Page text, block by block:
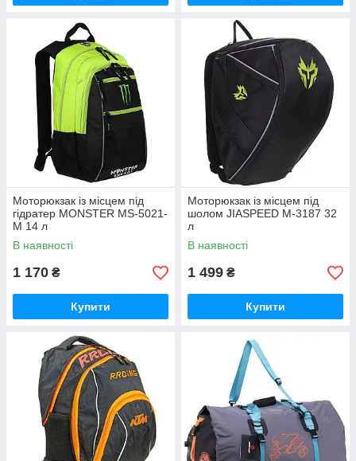
Моторюкзак із місцем під
гідратер MONSTER MS-5021-
M 14 л
В наявності
1 170 ₴
Купити
Моторюкзак із місцем під
шолом JIASPEED M-3187 32
л
В наявності
1 499 ₴
Купити